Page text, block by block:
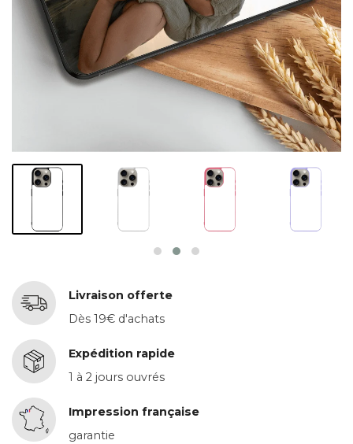
Livraison offerte
Dès 19€ d'achats
Expédition rapide
1 à 2 jours ouvrés
Impression française
garantie